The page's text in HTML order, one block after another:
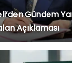
Gündem
Açıklaması